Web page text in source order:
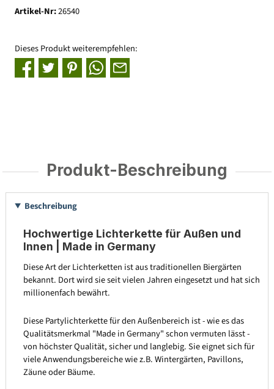
Artikel-Nr:26540
Dieses Produkt weiterempfehlen:
Produkt-Beschreibung
Beschreibung
Hochwertige Lichterkette für Außen und
Innen | Made in Germany
Diese Art der Lichterketten ist aus traditionellen Biergärten
bekannt. Dort wird sie seit vielen Jahren eingesetzt und hat sich
millionenfach bewährt.
Diese Partylichterkette für den Außenbereich ist - wie es das
Qualitätsmerkmal "Made in Germany" schon vermuten lässt -
von höchster Qualität, sicher und langlebig. Sie eignet sich für
viele Anwendungsbereiche wie z.B. Wintergärten, Pavillons,
Zäune oder Bäume.